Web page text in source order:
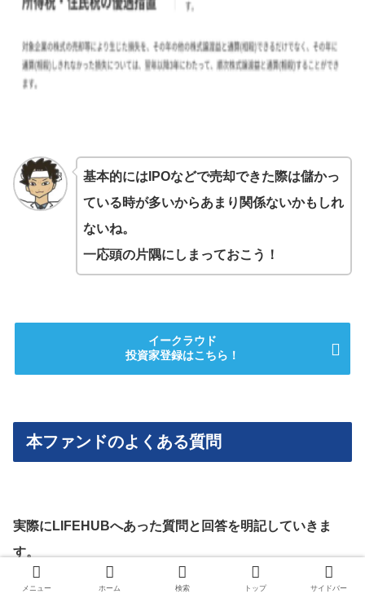
基本的にはIPOなどで売却できた際は儲かっ
ている時が多いからあまり関係ないかもしれ
ないね。
一応頭の片隅にしまっておこう！
イークラウド
投資家登録はこちら！
本ファンドのよくある質問
実際にLIFEHUBへあった質問と回答を明記していきま
す。
メニュー ホーム 検索 トップ サイドバー